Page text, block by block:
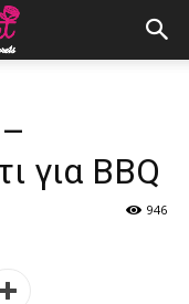
για BBQ
946